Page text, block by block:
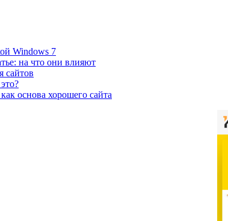
Windows 7
на что они влияют
сайтов
основа хорошего сайта